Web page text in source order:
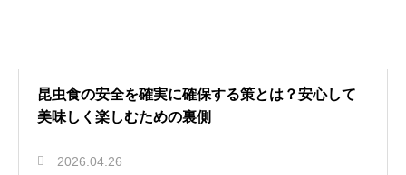
昆虫食の安全を確実に確保する策とは？安心して
美味しく楽しむための裏側
2026.04.26